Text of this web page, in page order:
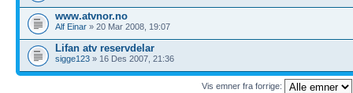
www.atvnor.no
Alf Einar » 20 Mar 2008, 19:07
Lifan atv reservdelar
sigge123 » 16 Des 2007, 21:36
Vis emner fra forrige: